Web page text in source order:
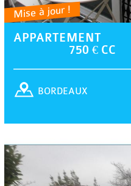
Mise à jour !
APPARTEMENT
750 € CC
BORDEAUX